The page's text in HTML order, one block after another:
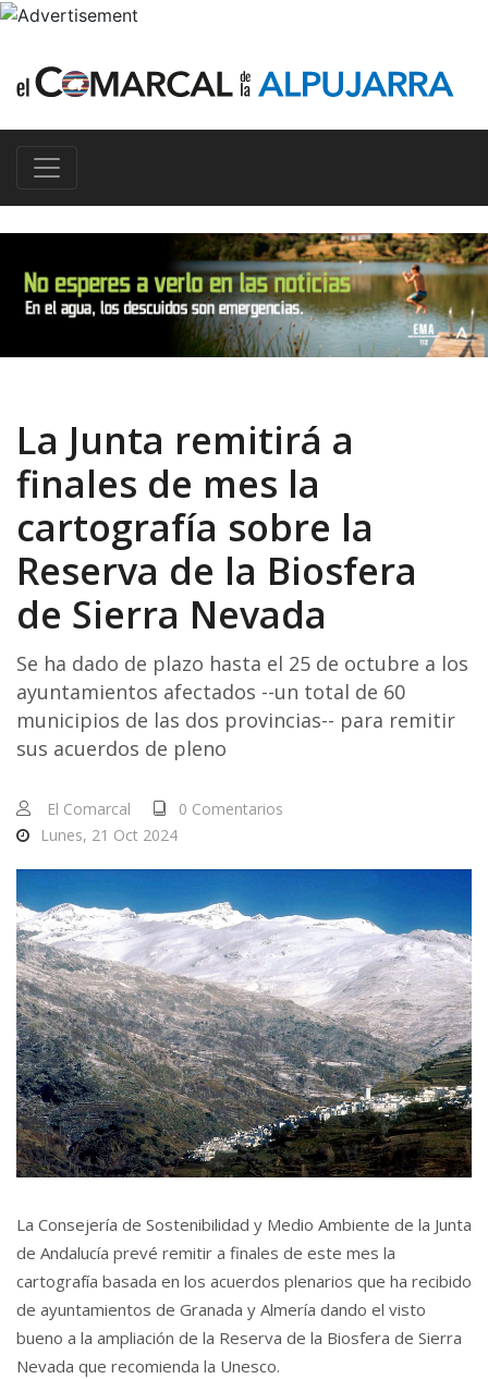
La Junta remitirá a
finales de mes la
cartografía sobre la
Reserva de la Biosfera
de Sierra Nevada
Se ha dado de plazo hasta el 25 de octubre a los
ayuntamientos afectados --un total de 60
municipios de las dos provincias-- para remitir
sus acuerdos de pleno
El Comarcal
0 Comentarios
Lunes, 21 Oct 2024
La Consejería de Sostenibilidad y Medio Ambiente de la Junta
de Andalucía prevé remitir a finales de este mes la
cartografía basada en los acuerdos plenarios que ha recibido
de ayuntamientos de Granada y Almería dando el visto
bueno a la ampliación de la Reserva de la Biosfera de Sierra
Nevada que recomienda la Unesco.